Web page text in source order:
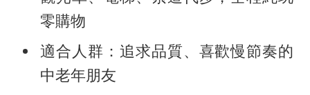
零購物
適合人群：追求品質、喜歡慢節奏的
中老年朋友